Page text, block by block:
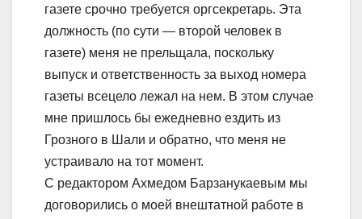
газете срочно требуется оргсекретарь. Эта
должность (по сути — второй человек в
газете) меня не прельщала, поскольку
выпуск и ответственность за выход номера
газеты всецело лежал на нем. В этом случае
мне пришлось бы ежедневно ездить из
Грозного в Шали и обратно, что меня не
устраивало на тот момент.
С редактором Ахмедом Барзанукаевым мы
договорились о моей внештатной работе в